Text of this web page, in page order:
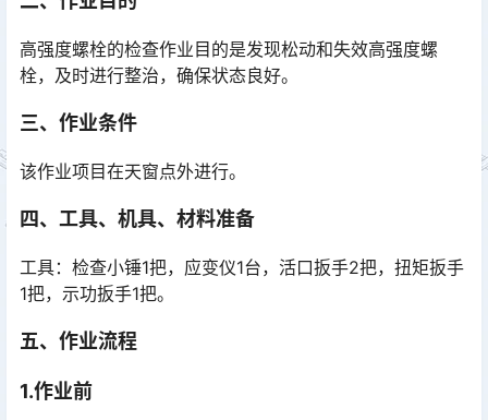
高强度螺栓的检查作业目的是发现松动和失效高强度螺
栓，及时进行整治，确保状态良好。
三、作业条件
该作业项目在天窗点外进行。
四、工具、机具、材料准备
工具：检查小锤1把，应变仪1台，活口扳手2把，扭矩扳手
1把，示功扳手1把。
五、作业流程
1.作业前